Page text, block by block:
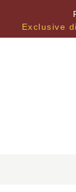
Exclusive